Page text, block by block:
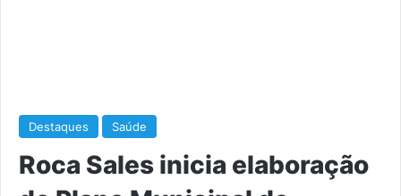
Destaques Saúde
Roca Sales inicia elaboração